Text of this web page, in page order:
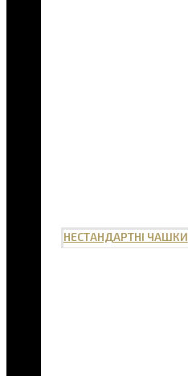
НЕСТАНДАРТНІ ЧАШКИ